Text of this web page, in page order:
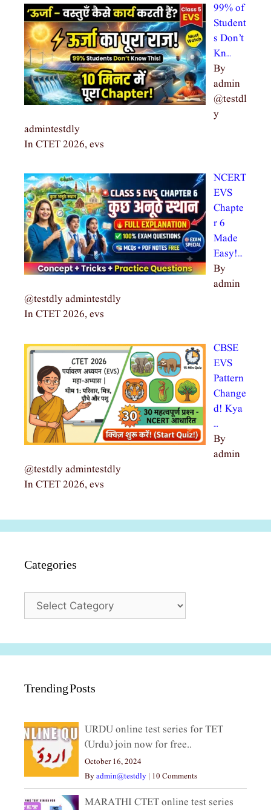
99% of
Student
s Don’t
Kn…
By
admin
@testdl
y
admintestdly
In CTET 2026, evs
NCERT
EVS
Chapte
r 6
Made
Easy!…
By
admin
@testdly admintestdly
In CTET 2026, evs
CBSE
EVS
Pattern
Change
d! Kya
…
By
admin
@testdly admintestdly
In CTET 2026, evs
Categories
Trending Posts
URDU online test series for TET
(Urdu) join now for free..
October 16, 2024
Byadmin@testdly | 10 Comments
MARATHI CTET online test series